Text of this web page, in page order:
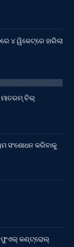
୪ ୱିକେଟ୍‌ରେ ହାରିଲା
ମାତରମ୍‌ ବିଲ୍‌
ସଂଶୋଧନ କରିବାକୁ
ଫୁଏଲ୍‌ କଣ୍ଟ୍ରୋଲ୍‌